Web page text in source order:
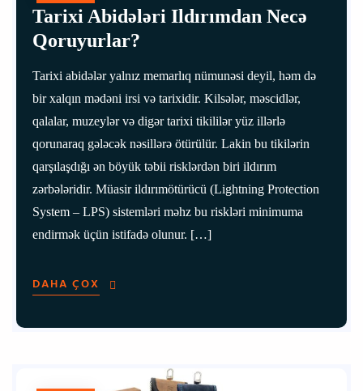
Tarixi Abidələri Ildırımdan Necə
Qoruyurlar?
Tarixi abidələr yalnız memarlıq nümunəsi deyil, həm də
bir xalqın mədəni irsi və tarixidir. Kilsələr, məscidlər,
qalalar, muzeylər və digər tarixi tikililər yüz illərlə
qorunaraq gələcək nəsillərə ötürülür. Lakin bu tikilərin
qarşılaşdığı ən böyük təbii risklərdən biri ildırım
zərbələridir. Müasir ildırımötürücü (Lightning Protection
System – LPS) sistemləri məhz bu riskləri minimuma
endirmək üçün istifadə olunur. […]
DAHA ÇOX